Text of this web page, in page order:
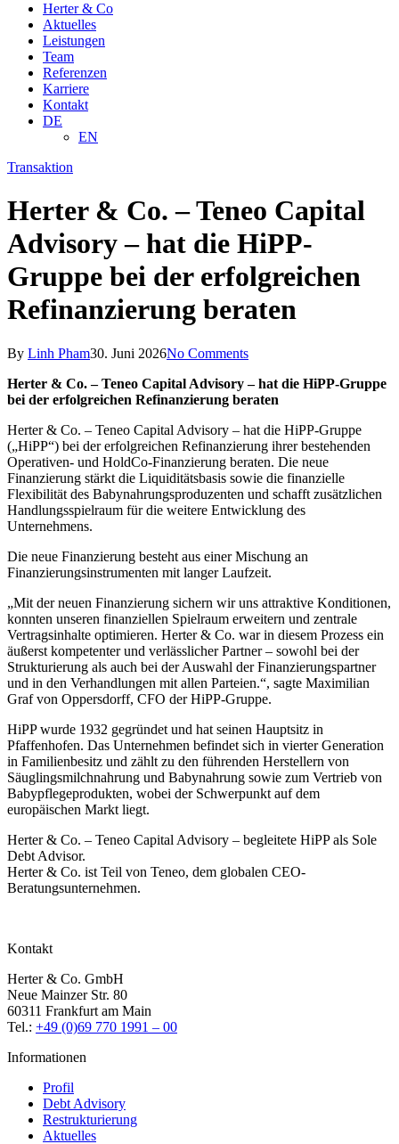
Herter & Co
Aktuelles
Leistungen
Team
Referenzen
Karriere
Kontakt
DE
EN
Transaktion
Herter & Co. – Teneo Capital
Advisory – hat die HiPP-
Gruppe bei der erfolgreichen
Refinanzierung beraten
By Linh Pham30. Juni 2026No Comments
Herter & Co. – Teneo Capital Advisory – hat die HiPP-Gruppe
bei der erfolgreichen Refinanzierung beraten
Herter & Co. – Teneo Capital Advisory – hat die HiPP-Gruppe
(„HiPP“) bei der erfolgreichen Refinanzierung ihrer bestehenden
Operativen- und HoldCo-Finanzierung beraten. Die neue
Finanzierung stärkt die Liquiditätsbasis sowie die finanzielle
Flexibilität des Babynahrungsproduzenten und schafft zusätzlichen
Handlungsspielraum für die weitere Entwicklung des
Unternehmens.
Die neue Finanzierung besteht aus einer Mischung an
Finanzierungsinstrumenten mit langer Laufzeit.
„Mit der neuen Finanzierung sichern wir uns attraktive Konditionen,
konnten unseren finanziellen Spielraum erweitern und zentrale
Vertragsinhalte optimieren. Herter & Co. war in diesem Prozess ein
äußerst kompetenter und verlässlicher Partner – sowohl bei der
Strukturierung als auch bei der Auswahl der Finanzierungspartner
und in den Verhandlungen mit allen Parteien.“, sagte Maximilian
Graf von Oppersdorff, CFO der HiPP-Gruppe.
HiPP wurde 1932 gegründet und hat seinen Hauptsitz in
Pfaffenhofen. Das Unternehmen befindet sich in vierter Generation
in Familienbesitz und zählt zu den führenden Herstellern von
Säuglingsmilchnahrung und Babynahrung sowie zum Vertrieb von
Babypflegeprodukten, wobei der Schwerpunkt auf dem
europäischen Markt liegt.
Herter & Co. – Teneo Capital Advisory – begleitete HiPP als Sole
Debt Advisor.
Herter & Co. ist Teil von Teneo, dem globalen CEO-
Beratungsunternehmen.
Kontakt
Herter & Co. GmbH
Neue Mainzer Str. 80
60311 Frankfurt am Main
Tel.: +49 (0)69 770 1991 – 00
Informationen
Profil
Debt Advisory
Restrukturierung
Aktuelles